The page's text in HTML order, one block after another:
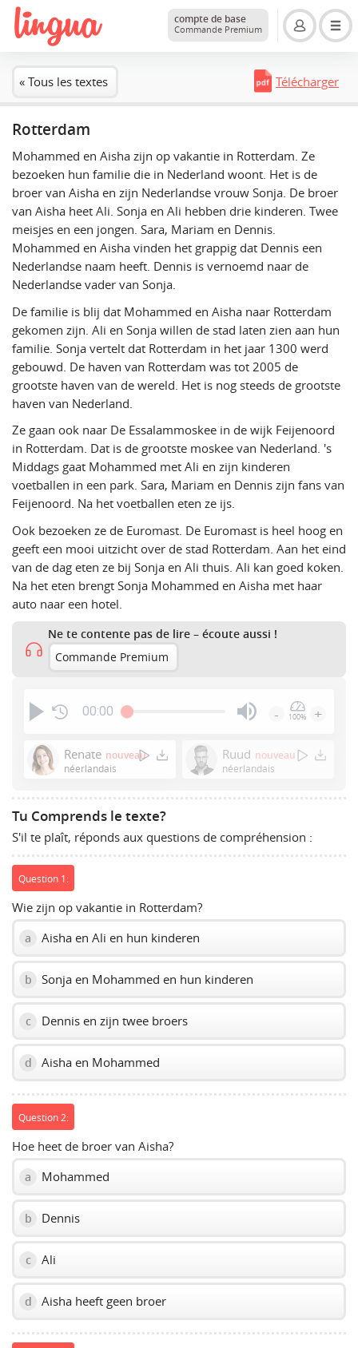
compte de base
Commande Premium
« Tous les textes Télécharger
Rotterdam
Mohammed en Aisha zijn op vakantie in Rotterdam. Ze
bezoeken hun familie die in Nederland woont. Het is de
broer van Aisha en zijn Nederlandse vrouw Sonja. De broer
van Aisha heet Ali. Sonja en Ali hebben drie kinderen. Twee
meisjes en een jongen. Sara, Mariam en Dennis.
Mohammed en Aisha vinden het grappig dat Dennis een
Nederlandse naam heeft. Dennis is vernoemd naar de
Nederlandse vader van Sonja.
De familie is blij dat Mohammed en Aisha naar Rotterdam
gekomen zijn. Ali en Sonja willen de stad laten zien aan hun
familie. Sonja vertelt dat Rotterdam in het jaar 1300 werd
gebouwd. De haven van Rotterdam was tot 2005 de
grootste haven van de wereld. Het is nog steeds de grootste
haven van Nederland.
Ze gaan ook naar De Essalammoskee in de wijk Feijenoord
in Rotterdam. Dat is de grootste moskee van Nederland. 's
Middags gaat Mohammed met Ali en zijn kinderen
voetballen in een park. Sara, Mariam en Dennis zijn fans van
Feijenoord. Na het voetballen eten ze ijs.
Ook bezoeken ze de Euromast. De Euromast is heel hoog en
geeft een mooi uitzicht over de stad Rotterdam. Aan het eind
van de dag eten ze bij Sonja en Ali thuis. Ali kan goed koken.
Na het eten brengt Sonja Mohammed en Aisha met haar
auto naar een hotel.
Ne te contente pas de lire – écoute aussi !
Commande Premium
00:00
Enter
or
volume
- 100% +
Renate nouveau
néerlandais
Ruud nouveau
néerlandais
Tu Comprends le texte?
S'il te plaît, réponds aux questions de compréhension :
Question 1:
Wie zijn op vakantie in Rotterdam?
a Aisha en Ali en hun kinderen
b Sonja en Mohammed en hun kinderen
c Dennis en zijn twee broers
d Aisha en Mohammed
Question 2:
Hoe heet de broer van Aisha?
a Mohammed
b Dennis
c Ali
d Aisha heeft geen broer